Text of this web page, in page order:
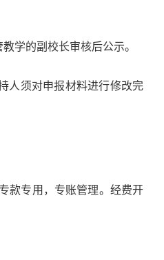
学的副校长审核后公示。
人须对申报材料进行修改完
款专用，专账管理。经费开